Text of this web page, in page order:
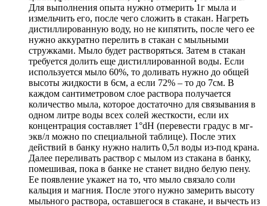
Для выполнения опыта нужно отмерить 1г мыла и
измельчить его, после чего сложить в стакан. Нагреть
дистиллированную воду, но не кипятить, после чего ее
нужно аккуратно перелить в стакан с мыльными
стружками. Мыло будет растворяться. Затем в стакан
требуется долить еще дистиллированной воды. Если
используется мыло 60%, то доливать нужно до общей
высоты жидкости в 6см, а если 72% – то до 7см. В
каждом сантиметровом слое раствора получается
количество мыла, которое достаточно для связывания в
одном литре воды всех солей жесткости, если их
концентрация составляет 1°dH (перевести градус в мг-
экв/л можно по специальной таблице). После этих
действий в банку нужно налить 0,5л воды из-под крана.
Далее переливать раствор с мылом из стакана в банку,
помешивая, пока в банке не станет видно белую пену.
Ее появление укажет на то, что мыло связало соли
кальция и магния. После этого нужно замерить высоту
мыльного раствора, оставшегося в стакане, и вычесть из